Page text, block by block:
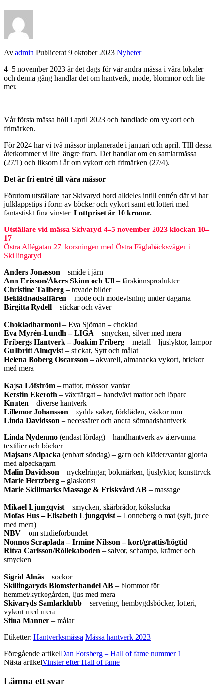
Av admin Publicerat 9 oktober 2023 Nyheter
4–5 november 2023 är det dags för vår andra mässa i våra lokaler
och denna gång handlar det om hantverk, mode, blommor och lite
mer.
Vår första mässa höll i april 2023 och handlade om vykort och
frimärken.
För 2024 har vi två mässor inplanerade i januari och april. TIll dessa
återkommer vi lite längre fram. Det handlar om en samlarmässa
(27/1) och liksom i år om vykort och frimärken (27/4).
Det är fri entré till våra mässor
Förutom utställare har Skivaryd bord alldeles intill entrén där vi har
julklappstips i form av böcker och vykort samt ett lotteri med
fantastiskt fina vinster. Lottpriset är 10 kronor.
Utställare vid mässa Skivaryd 4–5 november 2023 klockan 10–
17
Östra Allégatan 27, korsningen med Östra Fåglabäcksvägen i
Skillingaryd
Anders Jonasson – smide i järn
Ann Erixson/Åkers Skinn och Ull – fårskinnsprodukter
Christine Tallberg – tovade bilder
Beklädnadsaffären – mode och modevisning under dagarna
Birgitta Rydell – stickar och väver
Chokladharmoni – Eva Sjöman – choklad
Eva Myrén-Lundh – LIGA – smycken, silver med mera
Fribergs Hantverk – Joakim Friberg – metall – ljuslyktor, lampor
Gullbritt Almqvist – stickat, Sytt och målat
Helena Boberg Oscarsson – akvarell, almanacka vykort, brickor
med mera
Kajsa Löfström – mattor, mössor, vantar
Kerstin Ekeroth – växtfärgat – handvävt mattor och löpare
Knuten – diverse hantverk
Lillemor Johansson – sydda saker, förkläden, väskor mm
Linda Davidsson – necessärer och andra sömnadshantverk
Linda Nydenmo (endast lördag) – handhantverk av återvunna
textilier och böcker
Majsans Alpacka (enbart söndag) – garn och kläder/vantar gjorda
med alpackagarn
Malin Davidsson – nyckelringar, bokmärken, ljuslyktor, konsttryck
Marie Hertzberg – glaskonst
Marie Skillmarks Massage & Friskvård AB – massage
Mikael Ljungqvist – smycken, skärbrädor, kökslucka
Mofas Hus – Elisabeth Ljungqvist – Lonneberg o mat (sylt, juice
med mera)
NBV – om studieförbundet
Nonnos Scraplada – Irmine Nilsson – kort/grattis/högtid
Ritva Carlsson/Röllekaboden – salvor, schampo, krämer och
smycken
Sigrid Alnäs – sockor
Skillingaryds Blomsterhandel AB – blommor för
hemmet/kyrkogården, ljus med mera
Skivaryds Samlarklubb – servering, hembygdsböcker, lotteri,
vykort med mera
Stina Manner – målar
Etiketter: Hantverksmässa Mässa hantverk 2023
Föregående artikelDan Forsberg – Hall of fame nummer 1
Nästa artikelVinster efter Hall of fame
Lämna ett svar